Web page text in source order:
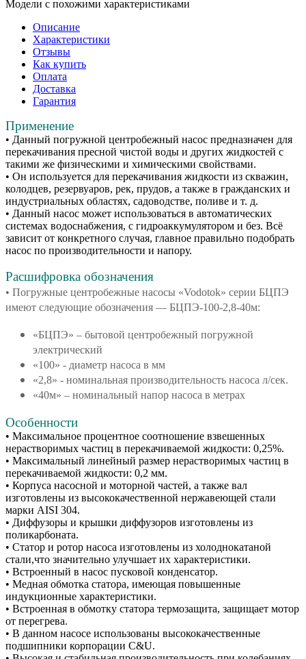
Модели с похожими характеристиками
Описание
Характеристики
Отзывы
Как купить
Оплата
Доставка
Гарантия
Применение
• Данный погружной центробежный насос предназначен для
перекачивания пресной чистой воды и других жидкостей с
такими же физическими и химическими свойствами.
• Он используется для перекачивания жидкости из скважин,
колодцев, резервуаров, рек, прудов, а также в гражданских и
индустриальных областях, садоводстве, поливе и т. д.
• Данный насос может использоваться в автоматических
системах водоснабжения, с гидроаккумулятором и без. Всё
зависит от конкретного случая, главное правильно подобрать
насос по производительности и напору.
Расшифровка обозначения
• Погружные центробежные насосы «Vodotok» серии БЦПЭ
имеют следующие обозначения — БЦПЭ-100-2,8-40м:
«БЦПЭ» – бытовой центробежный погружной
электрический
«100» - диаметр насоса в мм
«2,8» - номинальная производительность насоса л/сек.
«40м» – номинальный напор насоса в метрах
Особенности
• Максимальное процентное соотношение взвешенных
нерастворимых частиц в перекачиваемой жидкости: 0,25%.
• Максимальный линейный размер нерастворимых частиц в
перекачиваемой жидкости: 0,2 мм.
• Корпуса насосной и моторной частей, а также вал
изготовлены из высококачественной нержавеющей стали
марки AISI 304.
• Диффузоры и крышки диффузоров изготовлены из
поликарбоната.
• Статор и ротор насоса изготовлены из холоднокатаной
стали,что значительно улучшает их характеристики.
• Встроенный в насос пусковой конденсатор.
• Медная обмотка статора, имеющая повышенные
индукционные характеристики.
• Встроенная в обмотку статора термозащита, защищает мотор
от перегрева.
• В данном насосе использованы высококачественные
подшипники корпорации C&U.